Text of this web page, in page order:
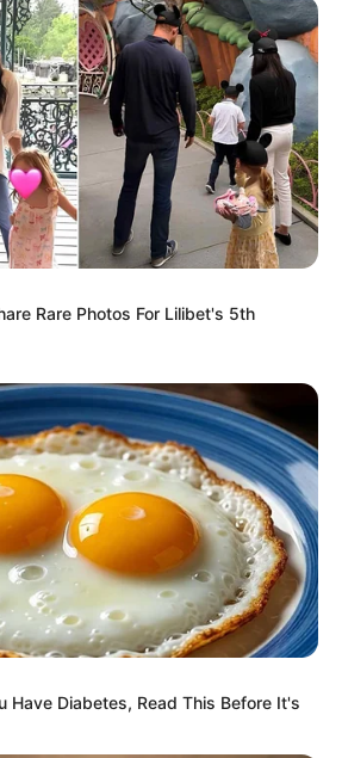
7 Potret
Berusia
Rare Photos For Lilibet's 5th
Have Diabetes, Read This Before It's